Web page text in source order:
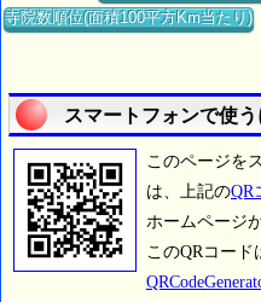
寺院数順位(面積100平方Km当たり)
スマートフォンで使
このページを
は、上記のQR
ホームページ
このQRコード